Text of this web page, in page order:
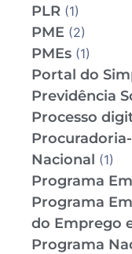
PLR (1)
PME (2)
PMEs (1)
Portal do
Previdência
Processo
Nacional (1)
Programa
Programa
do Emprego
Programa